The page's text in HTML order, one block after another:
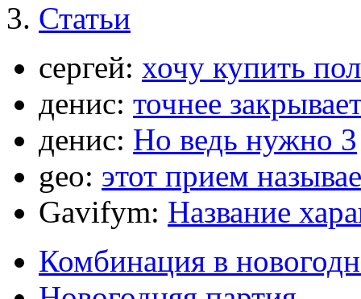
Статьи
сергей: хочу купить
денис: точнее
денис: Но ведь нужно 3
geo: этот прием
Gavifym: Название
Комбинация в